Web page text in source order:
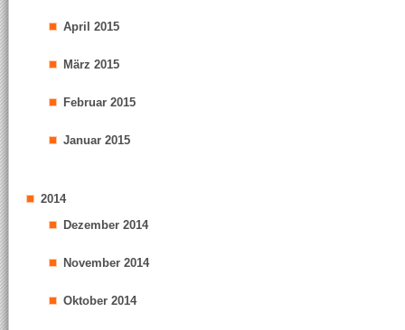
April 2015
März 2015
Februar 2015
Januar 2015
2014
Dezember 2014
November 2014
Oktober 2014